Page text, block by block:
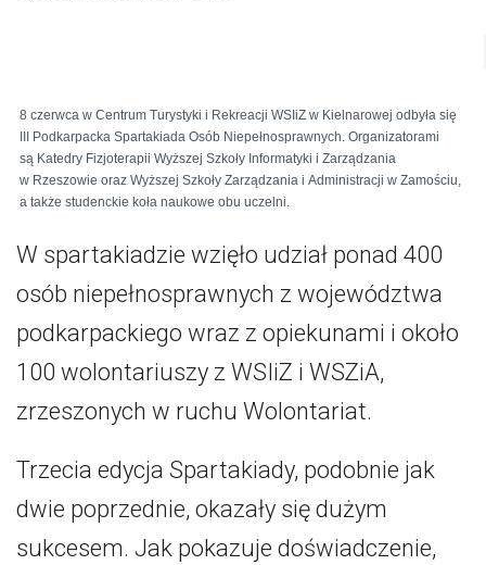
8 czerwca w Centrum Turystyki i Rekreacji WSIiZ w Kielnarowej odbyła się
III Podkarpacka Spartakiada Osób Niepełnosprawnych. Organizatorami
są Katedry Fizjoterapii Wyższej Szkoły Informatyki i Zarządzania
w Rzeszowie oraz Wyższej Szkoły Zarządzania i Administracji w Zamościu,
a także studenckie koła naukowe obu uczelni.
W spartakiadzie wzięło udział ponad 400
osób niepełnosprawnych z województwa
podkarpackiego wraz z opiekunami i około
100 wolontariuszy z WSIiZ i WSZiA,
zrzeszonych w ruchu Wolontariat.
Trzecia edycja Spartakiady, podobnie jak
dwie poprzednie, okazały się dużym
sukcesem. Jak pokazuje doświadczenie,